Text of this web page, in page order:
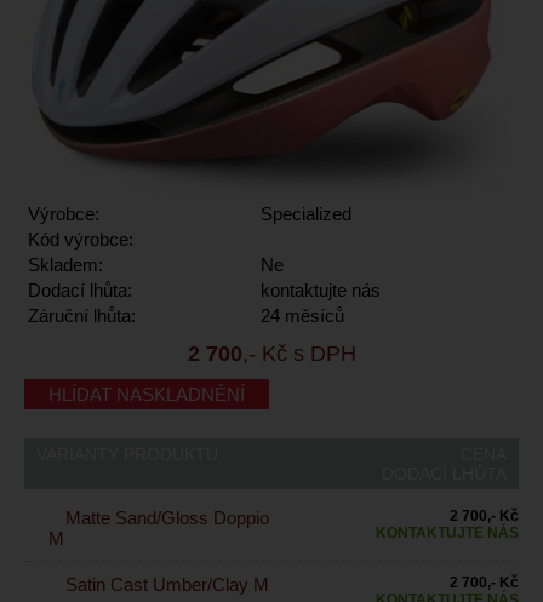
Výrobce:
Specialized
Kód výrobce:
Skladem:
Ne
Dodací lhůta:
kontaktujte nás
Záruční lhůta:
24 měsíců
2 700,- Kč s DPH
HLÍDAT NASKLADNĚNÍ
Matte Sand/Gloss Doppio
M
2 700,- Kč
KONTAKTUJTE NÁS
Satin Cast Umber/Clay M
2 700,- Kč